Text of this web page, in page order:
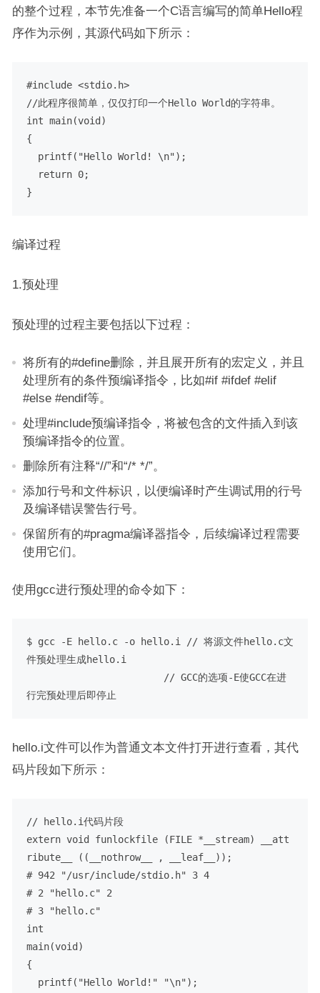
的整个过程，本节先准备一个C语言编写的简单Hello程
序作为示例，其源代码如下所示：
#include <stdio.h>
//此程序很简单，仅仅打印一个Hello World的字符串。
int main(void)
{
printf("Hello World! \n");
return 0;
}
编译过程
1.预处理
预处理的过程主要包括以下过程：
将所有的#define删除，并且展开所有的宏定义，并且
处理所有的条件预编译指令，比如#if #ifdef #elif
#else #endif等。
处理#include预编译指令，将被包含的文件插入到该
预编译指令的位置。
删除所有注释“//”和“/* */”。
添加行号和文件标识，以便编译时产生调试用的行号
及编译错误警告行号。
保留所有的#pragma编译器指令，后续编译过程需要
使用它们。
使用gcc进行预处理的命令如下：
$ gcc -E hello.c -o hello.i // 将源文件hello.c文
件预处理生成hello.i
// GCC的选项-E使GCC在进
行完预处理后即停止
hello.i文件可以作为普通文本文件打开进行查看，其代
码片段如下所示：
// hello.i代码片段
extern void funlockfile (FILE *__stream) __att
ribute__ ((__nothrow__ , __leaf__));
# 942 "/usr/include/stdio.h" 3 4
# 2 "hello.c" 2
# 3 "hello.c"
int
main(void)
{
printf("Hello World!" "\n");